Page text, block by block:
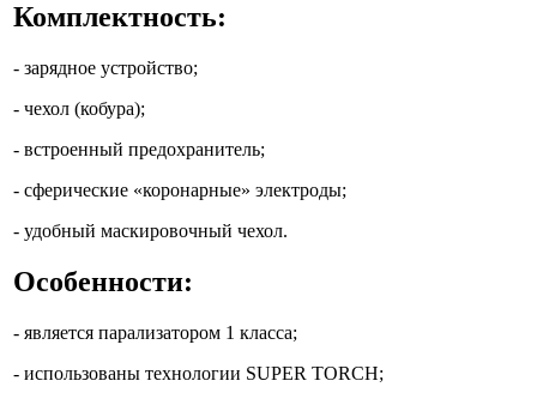
Комплектность:
- зарядное устройство;
- чехол (кобура);
- встроенный предохранитель;
- сферические «коронарные» электроды;
- удобный маскировочный чехол.
Особенности:
- является парализатором 1 класса;
- использованы технологии SUPER TORCH;